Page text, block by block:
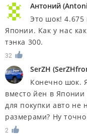
Антоний (
Это шок! 4.675
Японии. Как у нас
тэнка 300.
32
SerZH (
Конечно шок.
вместо йен в
для покупки авто не
размерами? Ну
2